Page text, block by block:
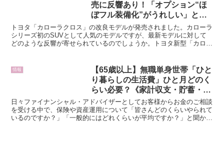
売に反響あり！「オプション“ほ
ぼフル装備化”がうれしい」と評
判に！ 最安グレード廃止で「敷
居が高くなった？」の声もある
「クロス」何が変わった？
トヨタ「カローラクロス」の改良モデルが発売されました。カローラ
シリーズ初のSUVとして人気のモデルですが、最新モデルに対して
どのような反響が寄せられているのでしょうか。トヨタ新型「カロー
情報
【65歳以上】無職単身世帯「ひと
り暮らしの生活費」ひと月どのく
らい必要？《家計収支・貯蓄・年
金月額》みんなの平均を解説！
日々ファイナンシャル・アドバイザーとしてお客様からお金のご相談
を受ける中で、保険や資産運用について「皆さんどのくらいやられて
いるのですか？」「一般的にはどれくらいが平均ですか？」と聞かれ